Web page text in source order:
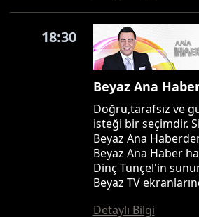
18:30
Beyaz Ana
Doğru,tarafsız ve
isteği bir seçimdir.
Beyaz Ana
Beyaz Ana Haber
Dinç Tunçel'in
Beyaz TV
Detaylı Bilgi